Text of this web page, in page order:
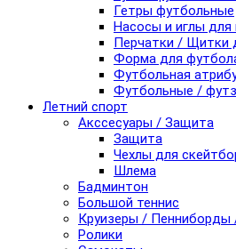
Гетры футбольные
Насосы и иглы
Перчатки / Щитки
Форма для
Футбольная
Футбольные /
Летний спорт
Акссесуары / Защита
Защита
Чехлы для
Шлема
Бадминтон
Большой теннис
Круизеры / Пенниборды
Ролики